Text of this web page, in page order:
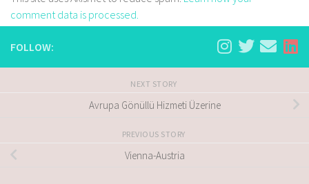
comment data is processed.
FOLLOW:
NEXT STORY
Avrupa Gönüllü Hizmeti Üzerine
PREVIOUS STORY
Vienna-Austria